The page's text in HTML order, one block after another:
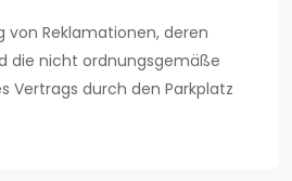
von Reklamationen, deren
die nicht ordnungsgemäße
Vertrags durch den Parkplatz